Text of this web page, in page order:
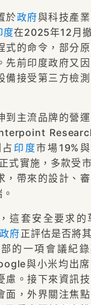
於政府與科技產
度在2025年12月
式的命令，部分
先前印度政府又
備接受第三方檢
到主流品牌的營
印度市場19%
式實施，多款受
，帶來的設計、
這套安全要求的
政府正評估是否將
的一項會議紀
與小米均出
慮。接下來資訊
面，外界關注焦